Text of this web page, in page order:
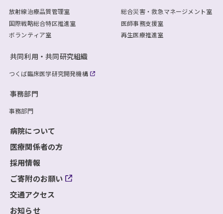
放射線治療品質管理室
国際戦略総合特区推進室
ボランティア室
総合災害・救急マネージメント室
医師事務支援室
再生医療推進室
共同利用・共同研究組織
つくば臨床医学研究開発機構
事務部門
事務部門
病院について
医療関係者の方
採用情報
ご寄附のお願い
交通アクセス
お知らせ